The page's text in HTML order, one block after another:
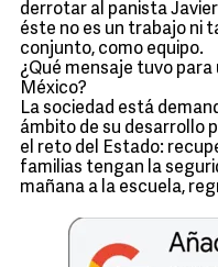
derrotar al panista
éste no es un trabajo ni
conjunto, como equipo.
¿Qué mensaje tuvo
México?
La sociedad está
ámbito de su desarrollo
el reto del Estado:
familias tengan la
mañana a la escuela,